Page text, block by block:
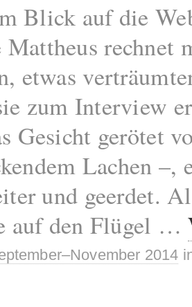
Blick auf die
Mattheus rechnet
etwas
zum Interview
Gesicht gerötet
Lachen –,
und geerdet.
auf den Flügel …
2014